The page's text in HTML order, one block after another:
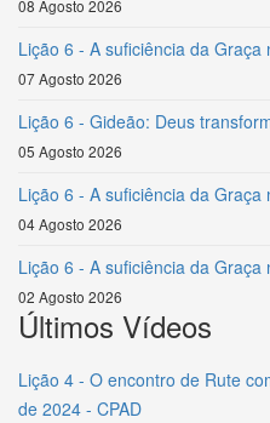
08 Agosto 2026
Lição 6 - A suficiência da
07 Agosto 2026
Lição 6 - Gideão: Deus
05 Agosto 2026
Lição 6 - A suficiência da Graça
04 Agosto 2026
Lição 6 - A suficiência da Graça
02 Agosto 2026
Últimos Vídeos
Lição 4 - O encontro de Rute
de 2024 - CPAD